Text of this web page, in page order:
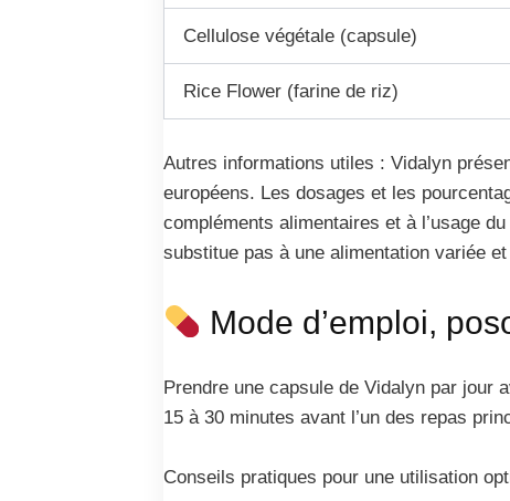
Cellulose végétale (capsule)
Rice Flower (farine de riz)
Autres informations utiles : Vidalyn
européens. Les dosages et les
compléments alimentaires et à l’usage
substitue pas à une alimentation variée
Mode d’emploi,
Prendre une capsule de Vidalyn par jour
15 à 30 minutes avant l’un des repas
Conseils pratiques pour une utilisation